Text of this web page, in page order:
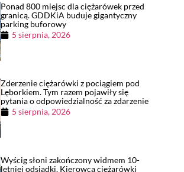
Ponad 800 miejsc dla ciężarówek przed
granicą. GDDKiA buduje gigantyczny
parking buforowy
5 sierpnia, 2026
Zderzenie ciężarówki z pociągiem pod
Lęborkiem. Tym razem pojawiły się
pytania o odpowiedzialność za zdarzenie
5 sierpnia, 2026
Wyścig słoni zakończony widmem 10-
letniej odsiadki. Kierowca ciężarówki